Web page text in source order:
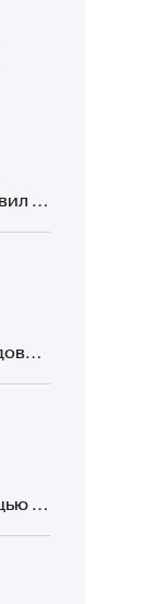
Как посмотреть, кто поставил реакцию в Telegram
Молодежь стала больше доверять рекомендациям в закрытых Telegram-чатах, чем официальной рекламе
Как оживить фото с помощью нейросетей в 2026 году: 17 бесплатных онлайн-сервисов, приложений и ботов